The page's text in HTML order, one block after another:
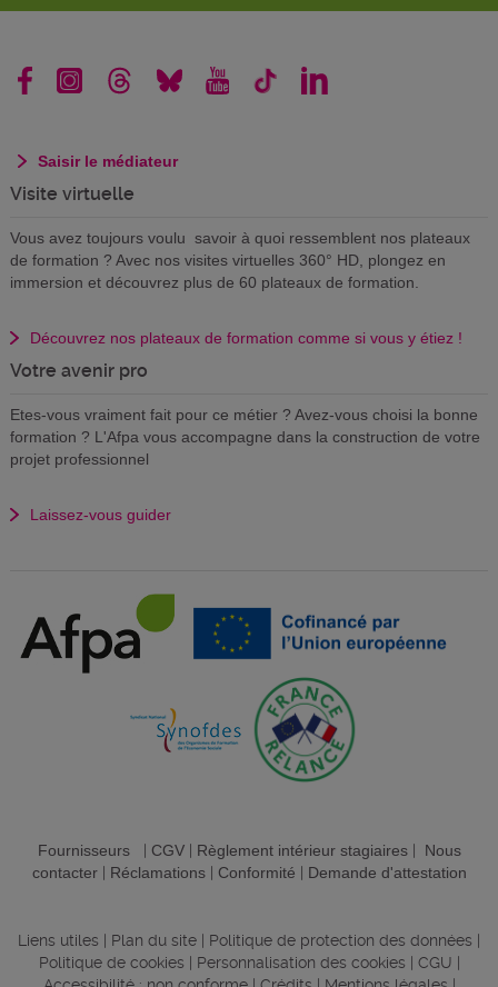
Saisir le médiateur
Visite virtuelle
Vous avez toujours voulu savoir à quoi ressemblent nos plateaux
de formation ? Avec nos visites virtuelles 360° HD, plongez en
immersion et découvrez plus de 60 plateaux de formation.
Découvrez nos plateaux de formation comme si vous y étiez !
Votre avenir pro
Etes-vous vraiment fait pour ce métier ? Avez-vous choisi la bonne
formation ? L'Afpa vous accompagne dans la construction de votre
projet professionnel
Laissez-vous guider
Fournisseurs| CGV| Règlement intérieur stagiaires| Nous
contacter| Réclamations| Conformité Demande d'attestation
Liens utiles Plan du site Politique de protection des données
Politique de cookies
Personnalisation des cookies CGU